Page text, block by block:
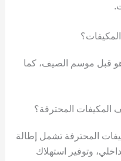
هو قبل موسم الصيف، كما
المكيفات المحترفة؟
المحترفة تشمل إطالة
وتوفير استهلاك